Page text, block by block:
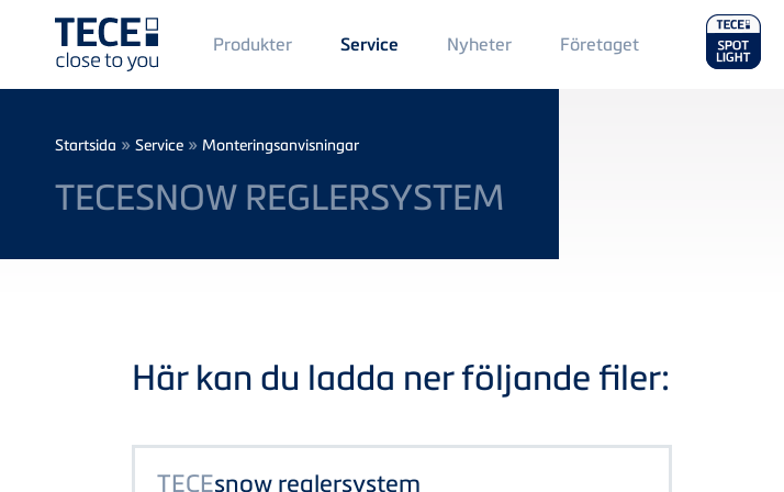
Main
Menü
1
Produkter Service Nyheter Main
Menu
2
Företaget
Breadcrumb
Startsida » Service » Monteringsanvisningar
TECESNOW REGLERSYSTEM
Här kan du ladda ner följande filer:
TECEsnow reglersystem